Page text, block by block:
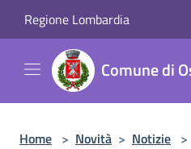
Regione Lombardia
Comune di
Home > Novità > Notizie >